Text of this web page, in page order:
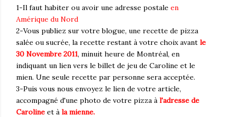
1-Il faut habiter ou avoir une adresse postale en
Amérique du Nord
2-Vous publiez sur votre blogue, une recette de pizza
salée ou sucrée, la recette restant à votre choix avant le
30 Novembre 2011, minuit heure de Montréal, en
indiquant un lien vers le billet de jeu de Caroline et le
mien. Une seule recette par personne sera acceptée.
3-Puis vous nous envoyez le lien de votre article,
accompagné d'une photo de votre pizza à l'adresse de
Caroline et à la mienne.